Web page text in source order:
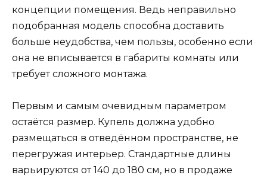
концепции помещения. Ведь неправильно
подобранная модель способна доставить
больше неудобства, чем пользы, особенно если
она не вписывается в габариты комнаты или
требует сложного монтажа.
Первым и самым очевидным параметром
остаётся размер. Купель должна удобно
размещаться в отведённом пространстве, не
перегружая интерьер. Стандартные длины
варьируются от 140 до 180 см, но в продаже